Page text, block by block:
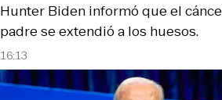
16:13
Hunter Biden informó que el
padre se extendió a los huesos.